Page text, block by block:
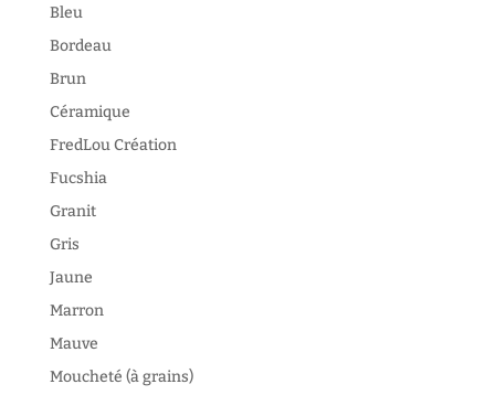
Bleu
Bordeau
Brun
Céramique
FredLou Création
Fucshia
Granit
Gris
Jaune
Marron
Mauve
Moucheté (à grains)